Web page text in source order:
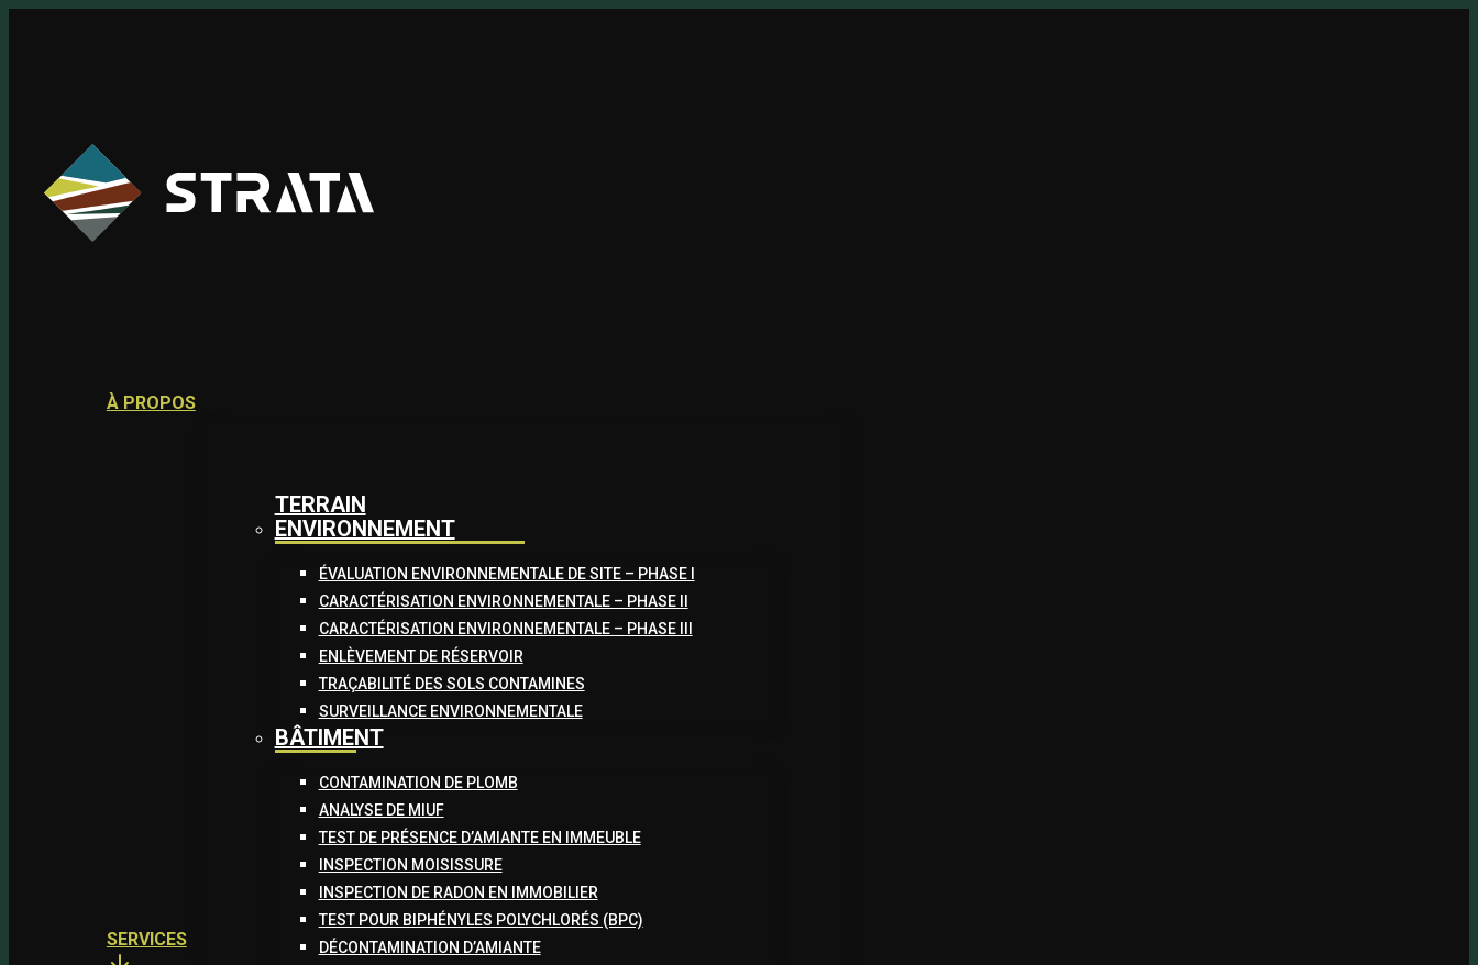
À PROPOS
SERVICES
TERRAIN
ENVIRONNEMENT
ÉVALUATION ENVIRONNEMENTALE DE SITE – PHASE I
CARACTÉRISATION ENVIRONNEMENTALE – PHASE II
CARACTÉRISATION ENVIRONNEMENTALE – PHASE III
ENLÈVEMENT DE RÉSERVOIR
TRAÇABILITÉ DES SOLS CONTAMINES
SURVEILLANCE ENVIRONNEMENTALE
BÂTIMENT
CONTAMINATION DE PLOMB
ANALYSE DE MIUF
TEST DE PRÉSENCE D’AMIANTE EN IMMEUBLE
INSPECTION MOISISSURE
INSPECTION DE RADON EN IMMOBILIER
TEST POUR BIPHÉNYLES POLYCHLORÉS (BPC)
DÉCONTAMINATION D’AMIANTE